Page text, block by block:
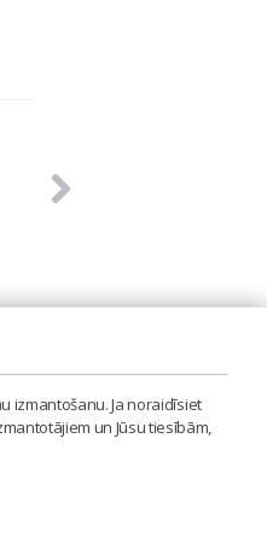
izmantošanu. Ja noraidīsiet
un Jūsu tiesībām,